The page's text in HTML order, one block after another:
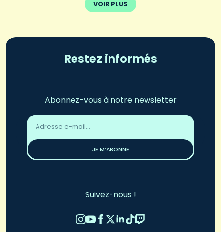
VOIR PLUS
Restez informés
Abonnez-vous à notre newsletter
Adresse
email
JE M’ABONNE
Suivez-nous !